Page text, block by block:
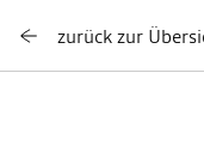
zurück zur